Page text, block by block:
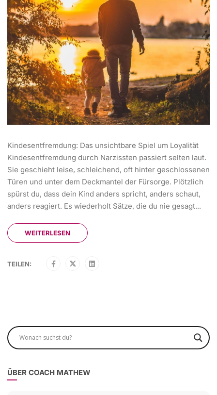
Kindesentfremdung: Das unsichtbare Spiel um Loyalität
Kindesentfremdung durch Narzissten passiert selten laut.
Sie geschieht leise, schleichend, oft hinter geschlossenen
Türen und unter dem Deckmantel der Fürsorge. Plötzlich
spürst du, dass dein Kind anders spricht, anders schaut,
anders reagiert. Es wiederholt Sätze, die du nie gesagt...
WEITERLESEN
TEILEN:
ÜBER COACH MATHEW